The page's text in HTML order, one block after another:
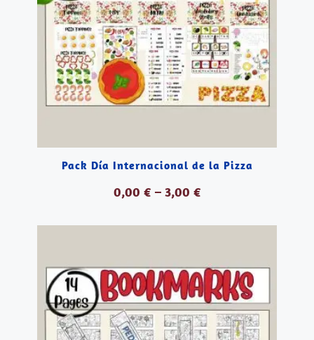
Pack Día Internacional de la Pizza
0,00 €– 3,00 €